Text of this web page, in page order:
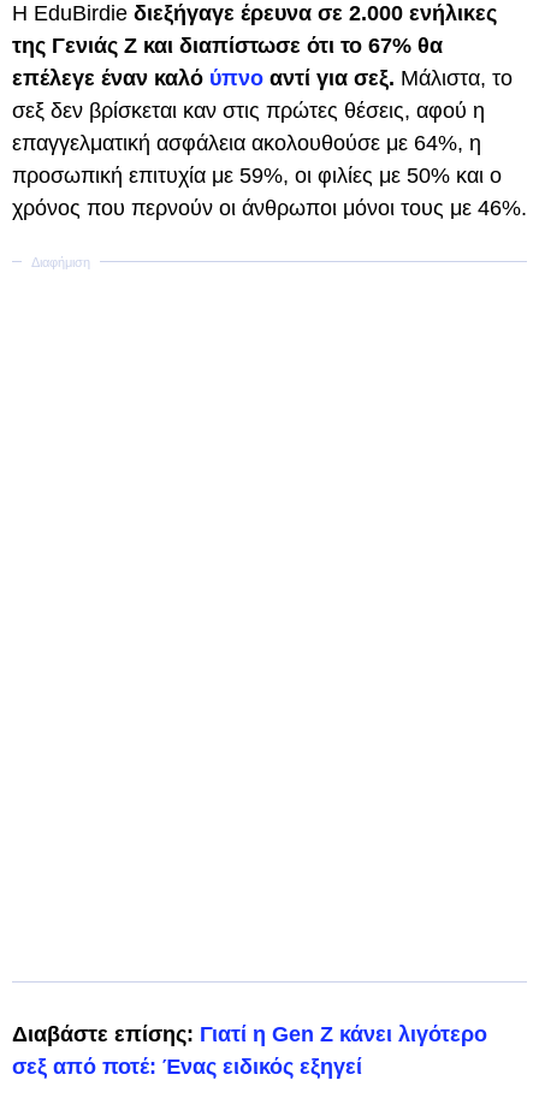
Η EduBirdie διεξήγαγε έρευνα σε 2.000 ενήλικες
της Γενιάς Ζ και διαπίστωσε ότι το 67% θα
επέλεγε έναν καλό ύπνο αντί για σεξ. Μάλιστα, το
σεξ δεν βρίσκεται καν στις πρώτες θέσεις, αφού η
επαγγελματική ασφάλεια ακολουθούσε με 64%, η
προσωπική επιτυχία με 59%, οι φιλίες με 50% και ο
χρόνος που περνούν οι άνθρωποι μόνοι τους με 46%.
Διαβάστε επίσης: Γιατί η Gen Z κάνει λιγότερο
σεξ από ποτέ: Ένας ειδικός εξηγεί